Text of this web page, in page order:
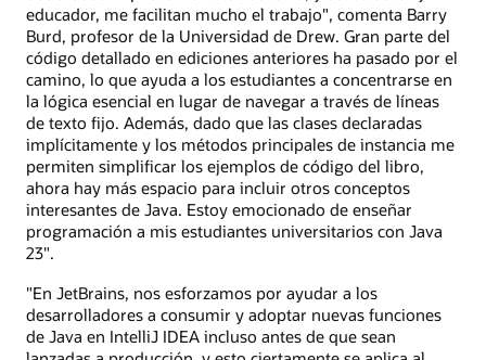
educador, me facilitan mucho el trabajo", comenta Barry
Burd, profesor de la Universidad de Drew. Gran parte del
código detallado en ediciones anteriores ha pasado por el
camino, lo que ayuda a los estudiantes a concentrarse en
la lógica esencial en lugar de navegar a través de líneas
de texto fijo. Además, dado que las clases declaradas
implícitamente y los métodos principales de instancia me
permiten simplificar los ejemplos de código del libro,
ahora hay más espacio para incluir otros conceptos
interesantes de Java. Estoy emocionado de enseñar
programación a mis estudiantes universitarios con Java
23".
"En JetBrains, nos esforzamos por ayudar a los
desarrolladores a consumir y adoptar nuevas funciones
de Java en IntelliJ IDEA incluso antes de que sean